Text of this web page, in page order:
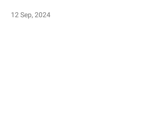
12 Sep, 2024